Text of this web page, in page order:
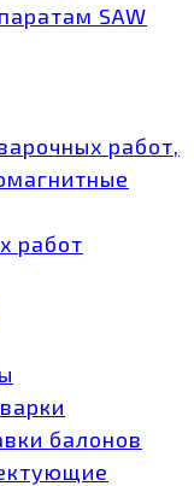
SAW
работ,
работ
балонов